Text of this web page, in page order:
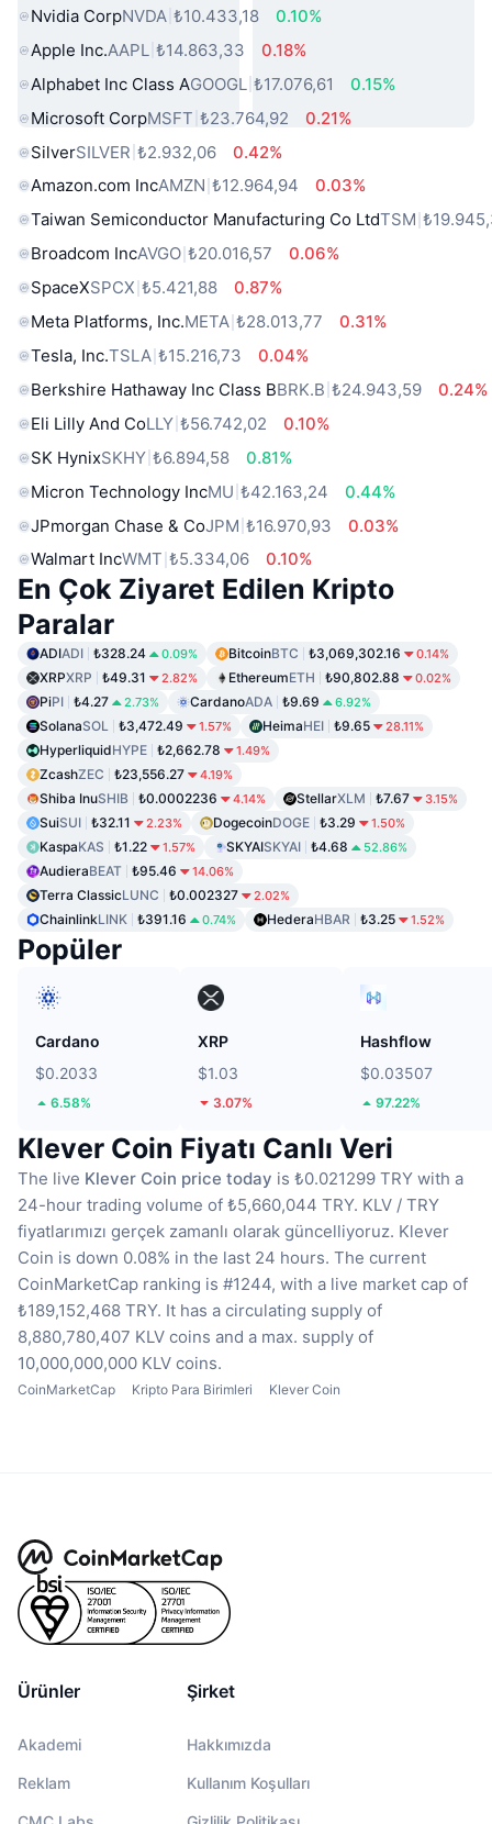
Nvidia CorpNVDA ₺10.433,18
0.10%
Apple Inc.AAPL ₺14.863,33
0.18%
Alphabet Inc Class AGOOGL ₺17.076,61
0.15%
Microsoft CorpMSFT ₺23.764,92
0.21%
SilverSILVER ₺2.932,06
0.42%
Amazon.com IncAMZN ₺12.964,94
0.03%
Taiwan Semiconductor Manufacturing Co LtdTSM
Broadcom IncAVGO ₺20.016,57
0.06%
SpaceXSPCX ₺5.421,88
0.87%
Meta Platforms, Inc.META ₺28.013,77
0.31%
Tesla, Inc.TSLA ₺15.216,73
0.04%
Berkshire Hathaway Inc Class BBRK.B ₺24.943,59
0.24%
Eli Lilly And CoLLY ₺56.742,02
0.10%
SK HynixSKHY ₺6.894,58
0.81%
Micron Technology IncMU ₺42.163,24
0.44%
JPmorgan Chase & CoJPM ₺16.970,93
0.03%
Walmart IncWMT ₺5.334,06 0.10%
En Çok Ziyaret Edilen Kripto
Paralar
ADIADI ₺328.24 0.09% BitcoinBTC ₺3,069,302.16 0.14%
XRPXRP ₺49.31 2.82% EthereumETH ₺90,802.88 0.02%
PiPI ₺4.27 2.73% CardanoADA ₺9.69 6.92%
SolanaSOL ₺3,472.49 1.57% HeimaHEI ₺9.65 28.11%
HyperliquidHYPE ₺2,662.78 1.49%
ZcashZEC ₺23,556.27 4.19%
Shiba InuSHIB ₺0.0002236 4.14% StellarXLM ₺7.67 3.15%
SuiSUI ₺32.11 2.23% DogecoinDOGE ₺3.29 1.50%
KaspaKAS ₺1.22 1.57% SKYAISKYAI ₺4.68 52.86%
AudieraBEAT ₺95.46 14.06%
Terra ClassicLUNC ₺0.002327 2.02%
ChainlinkLINK ₺391.16 0.74% HederaHBAR ₺3.25 1.52%
Popüler
Cardano
$0.2033
6.58%
XRP
$1.03
3.07%
Hashflow
$0.03507
97.22%
Klever Coin Fiyatı Canlı Veri
The live Klever Coin price today is ₺0.021299 TRY with a
24-hour trading volume of ₺5,660,044 TRY. KLV / TRY
fiyatlarımızı gerçek zamanlı olarak güncelliyoruz. Klever
Coin is down 0.08% in the last 24 hours. The current
CoinMarketCap ranking is #1244, with a live market cap of
₺189,152,468 TRY. It has a circulating supply of
8,880,780,407 KLV coins and a max. supply of
10,000,000,000 KLV coins.
CoinMarketCap Kripto Para Birimleri Klever Coin
Ürünler
Akademi
Reklam
Şirket
Hakkımızda
Kullanım Koşulları